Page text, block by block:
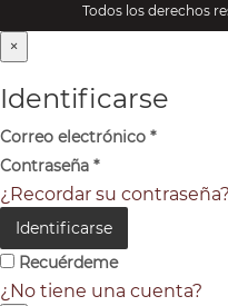
Todos los derechos
×
Identificarse
Correo electrónico *
Contraseña *
¿Recordar su contraseña?
Identificarse
Recuérdeme
¿No tiene una cuenta?